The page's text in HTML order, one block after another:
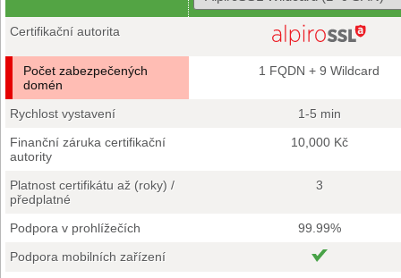
Certifikační autorita
Počet zabezpečených
domén
1 FQDN + 9 Wildcard
Rychlost vystavení
1-5 min
Finanční záruka certifikační
autority
10,000 Kč
Platnost certifikátu až (roky) /
předplatné
3
Podpora v prohlížečích
99.99%
Podpora mobilních zařízení